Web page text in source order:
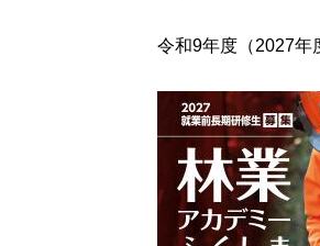
令和9年度（2027年